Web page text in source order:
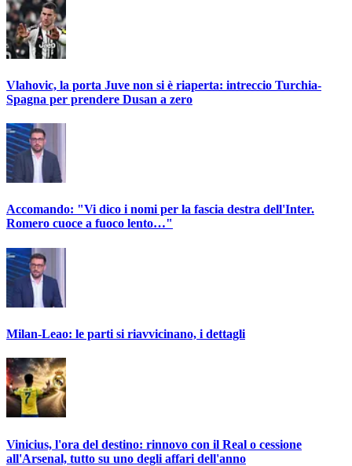
Vlahovic, la porta Juve non si è riaperta: intreccio Turchia-
Spagna per prendere Dusan a zero
Accomando: "Vi dico i nomi per la fascia destra dell'Inter.
Romero cuoce a fuoco lento…"
Milan-Leao: le parti si riavvicinano, i dettagli
Vinicius, l'ora del destino: rinnovo con il Real o cessione
all'Arsenal, tutto su uno degli affari dell'anno